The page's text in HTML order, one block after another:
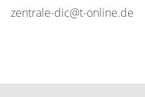
zentrale-dic@t-online.de